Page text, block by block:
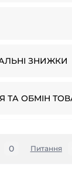
ЗНИЖКИ
ТА ОБМІН
0 Питання